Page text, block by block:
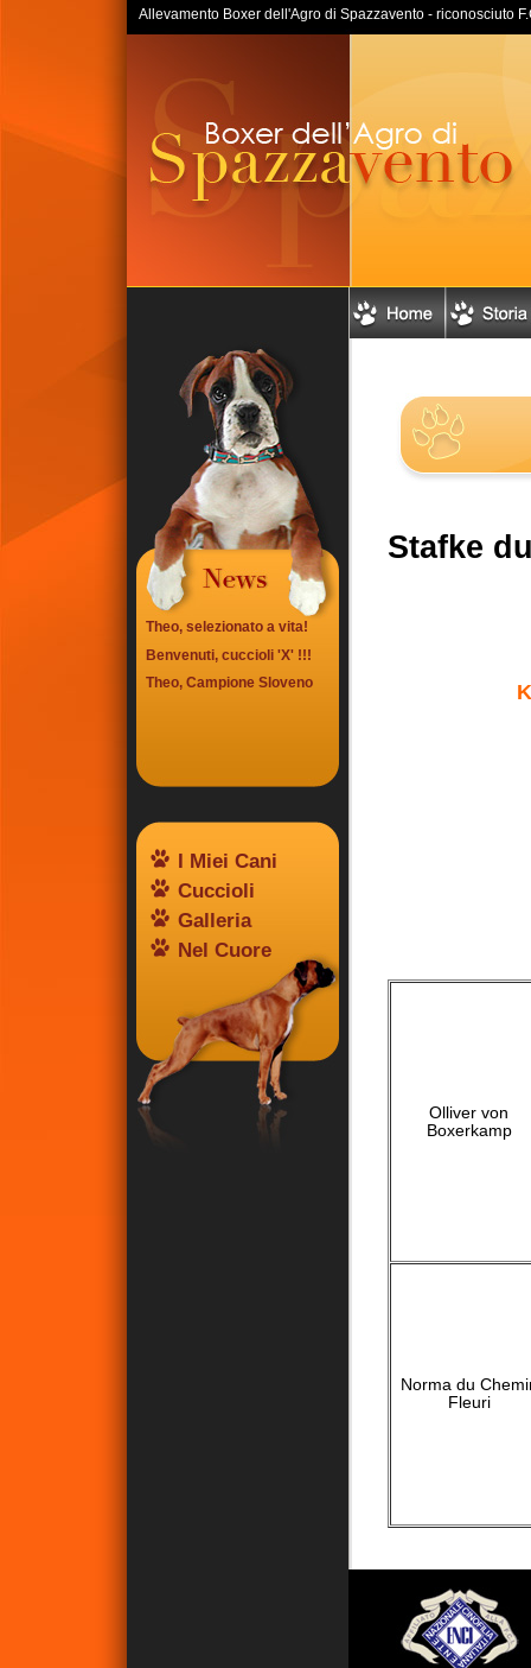
Allevamento Boxer dell'Agro di Spazzavento - riconosciuto
Theo, selezionato a vita!
Benvenuti, cuccioli 'X' !!!
Theo, Campione Sloveno
I Miei Cani
Cuccioli
Galleria
Nel Cuore
Stafke
Olliver von
Boxerkamp
Norma du
Fleuri